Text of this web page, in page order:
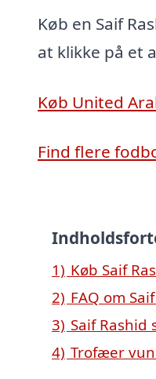
Køb en Saif
at klikke på et
Køb United
Find flere
1) Køb Saif
2) FAQ om
3) Saif Rashid
4) Trofæer